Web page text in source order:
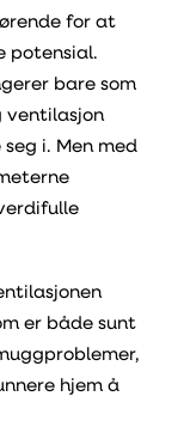
for at
potensial.
bare som
ventilasjon
i. Men med
er både sunt
hjem å